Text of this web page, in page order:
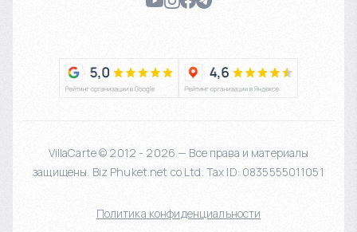
VillaCarte © 2012 - 2026 — Все права и материалы
защищены. Biz Phuket.net co Ltd. Tax ID: 0835555011051
Политика конфиденциальности